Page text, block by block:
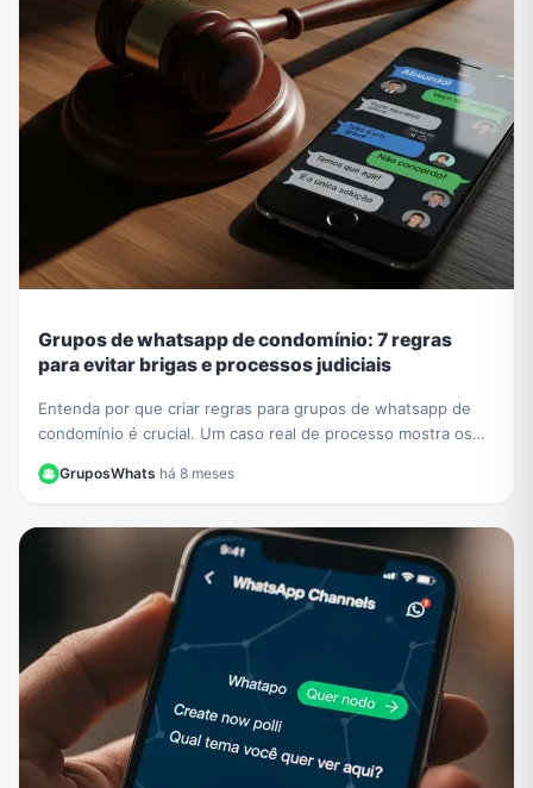
Grupos de whatsapp de condomínio: 7 regras
para evitar brigas e processos judiciais
Entenda por que criar regras para grupos de whatsapp de
condomínio é crucial. Um caso real de processo mostra os
GruposWhats·há 8 meses